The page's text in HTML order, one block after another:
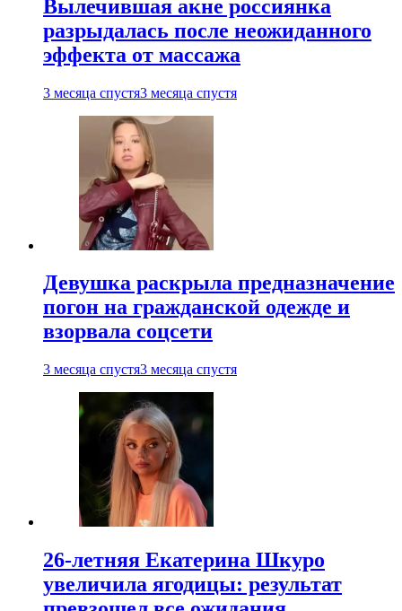
Вылечившая акне россиянка
разрыдалась после неожиданного
эффекта от массажа
3 месяца спустя3 месяца спустя
Девушка раскрыла предназначение
погон на гражданской одежде и
взорвала соцсети
3 месяца спустя3 месяца спустя
26-летняя Екатерина Шкуро
увеличила ягодицы: результат